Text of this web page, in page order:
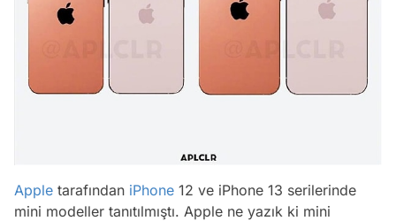
Apple tarafından iPhone 12 ve iPhone 13 serilerinde
mini modeller tanıtılmıştı. Apple ne yazık ki mini